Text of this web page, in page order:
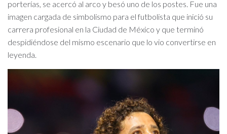
porterías, se acercó al arco y besó uno de los postes. Fue una
imagen cargada de simbolismo para el futbolista que inició su
carrera profesional en la Ciudad de México y que terminó
despidiéndose del mismo escenario que lo vio convertirse en
leyenda.